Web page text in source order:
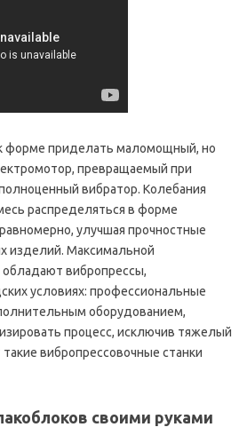
форме приделать маломощный, но
превращаемый при
вибратор. Колебания
распределяться в форме
улучшая прочностные
изделий. Максимальной
вибропрессы,
условиях: профессиональные
оборудованием,
процесс, исключив тяжелый
вибропрессовочные станки
своими руками